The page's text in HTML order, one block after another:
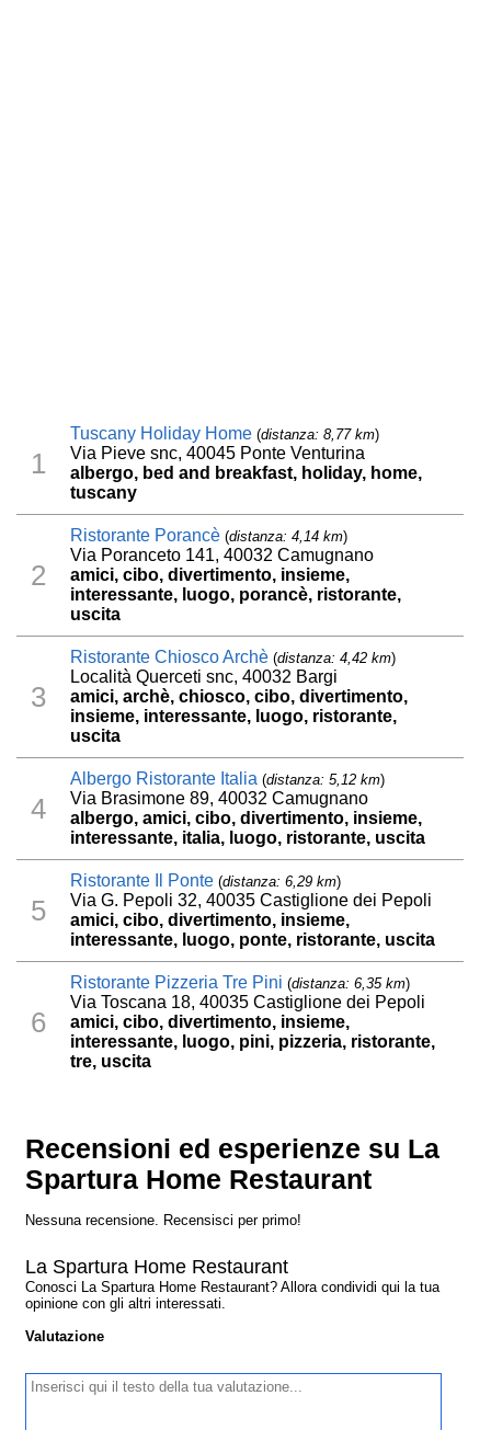
1
Tuscany Holiday Home (distanza: 8,77 km)
Via Pieve snc, 40045 Ponte Venturina
albergo, bed and breakfast, holiday, home,
tuscany
2
Ristorante Porancè (distanza: 4,14 km)
Via Poranceto 141, 40032 Camugnano
amici, cibo, divertimento, insieme,
interessante, luogo, porancè, ristorante,
uscita
3
Ristorante Chiosco Archè (distanza: 4,42 km)
Località Querceti snc, 40032 Bargi
amici, archè, chiosco, cibo, divertimento,
insieme, interessante, luogo, ristorante,
uscita
4
Albergo Ristorante Italia (distanza: 5,12 km)
Via Brasimone 89, 40032 Camugnano
albergo, amici, cibo, divertimento, insieme,
interessante, italia, luogo, ristorante, uscita
5
Ristorante Il Ponte (distanza: 6,29 km)
Via G. Pepoli 32, 40035 Castiglione dei Pepoli
amici, cibo, divertimento, insieme,
interessante, luogo, ponte, ristorante, uscita
6
Ristorante Pizzeria Tre Pini (distanza: 6,35 km)
Via Toscana 18, 40035 Castiglione dei Pepoli
amici, cibo, divertimento, insieme,
interessante, luogo, pini, pizzeria, ristorante,
tre, uscita
Recensioni ed esperienze su La
Spartura Home Restaurant
Nessuna recensione. Recensisci per primo!
La Spartura Home Restaurant
Conosci La Spartura Home Restaurant? Allora condividi qui la tua
opinione con gli altri interessati.
Valutazione